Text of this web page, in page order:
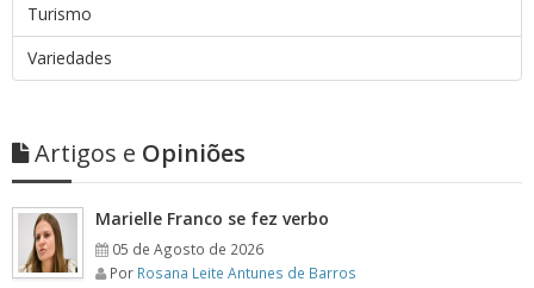
Turismo
Variedades
Artigos e Opiniões
Marielle Franco se fez verbo
05 de Agosto de 2026
Por Rosana Leite Antunes de Barros